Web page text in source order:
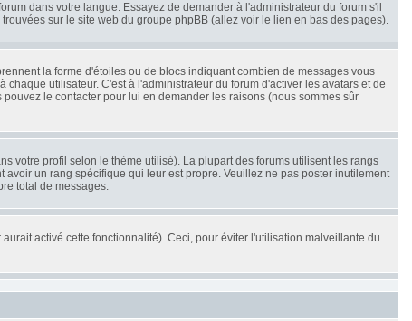
dans votre langue. Essayez de demander à l'administrateur du forum s'il
sur le site web du groupe phpBB (allez voir le lien en bas des pages).
la forme d'étoiles ou de blocs indiquant combien de messages vous
utilisateur. C'est à l'administrateur du forum d'activer les avatars et de
le contacter pour lui en demander les raisons (nous sommes sûr
votre profil selon le thème utilisé). La plupart des forums utilisent les rangs
un rang spécifique qui leur est propre. Veuillez ne pas poster inutilement
total de messages.
activé cette fonctionnalité). Ceci, pour éviter l'utilisation malveillante du